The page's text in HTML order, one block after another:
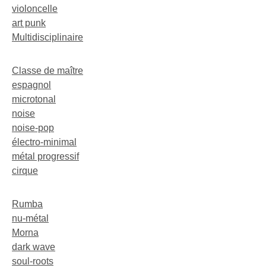
violoncelle
art punk
Multidisciplinaire
Classe de maître
espagnol
microtonal
noise
noise-pop
électro-minimal
métal progressif
cirque
Rumba
nu-métal
Morna
dark wave
soul-roots